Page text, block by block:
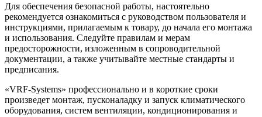
Для обеспечения безопасной работы, настоятельно
рекомендуется ознакомиться с руководством пользователя и
инструкциями, прилагаемым к товару, до начала его монтажа
и использования. Следуйте правилам и мерам
предосторожности, изложенным в сопроводительной
документации, а также учитывайте местные стандарты и
предписания.
«VRF-Systems» профессионально и в короткие сроки
произведет монтаж, пусконаладку и запуск климатического
оборудования, систем вентиляции, кондиционирования и